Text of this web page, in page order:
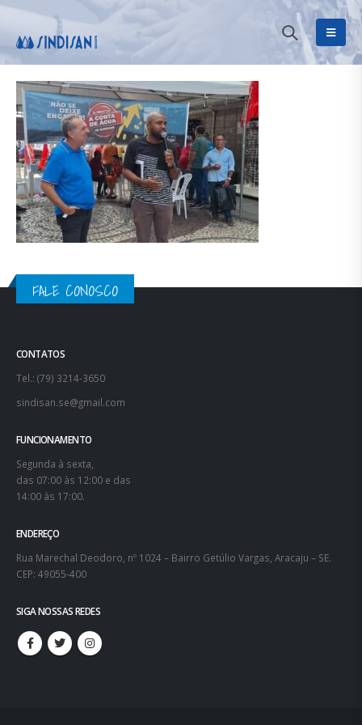
FALE CONOSCO
CONTATOS
Tel.: (79) 3214-3650
sindisan.se@gmail.com
FUNCIONAMENTO
Segunda à sexta,
das 07:00 às 12:00 e das
14:00 às 17:00.
ENDEREÇO
Rua Marechal Deodoro, nº 1024 – Bairro Getúlio Vargas, Aracaju – SE.
CEP: 49055-400
SIGA NOSSAS REDES